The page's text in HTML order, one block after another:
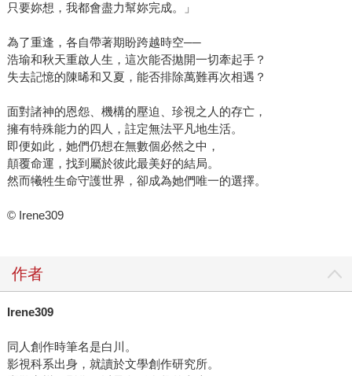
只要妳想，我都會盡力幫妳完成。」
為了重逢，各自帶著期盼跨越時空──
浩瑜和秋天重啟人生，這次能否拋開一切牽起手？
失去記憶的陳晞和又夏，能否排除萬難再次相遇？
面對諸神的恩怨、機構的壓迫、珍視之人的存亡，
擁有特殊能力的四人，註定無法平凡地生活。
即便如此，她們仍想在無數個必然之中，
顛覆命運，找到屬於彼此最美好的結局。
然而犧牲生命守護世界，卻成為她們唯一的選擇。
© Irene309
作者
Irene309
同人創作時筆名是白川。
影視科系出身，就讀於文學創作研究所。